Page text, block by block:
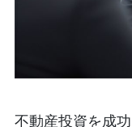
不動産投資を成